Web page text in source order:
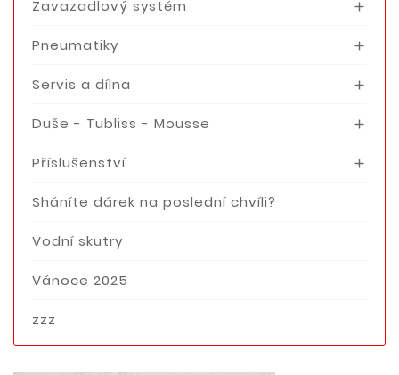
Zavazadlový systém 
Pneumatiky 
Servis a dílna 
Duše - Tubliss - Mousse 
Příslušenství 
Sháníte dárek na poslední chvíli?
Vodní skutry
Vánoce 2025
zzz